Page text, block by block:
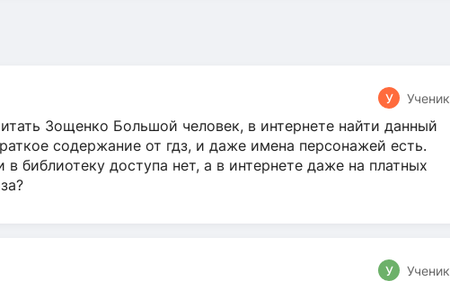
У Ученик
Зощенко Большой человек, в интернете найти данный
содержание от гдз, и даже имена персонажей есть.
в библиотеку доступа нет, а в интернете даже на платных
У Ученик